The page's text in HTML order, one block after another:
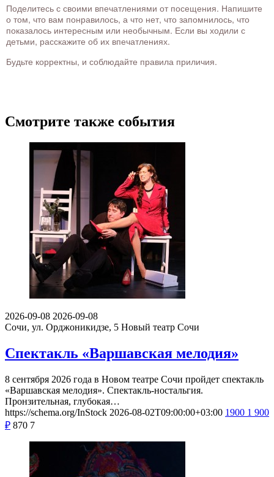
Поделитесь с своими впечатлениями от посещения. Напишите
о том, что вам понравилось, а что нет, что запомнилось, что
показалось интересным или необычным. Если вы ходили с
детьми, расскажите об их впечатлениях.
Будьте корректны, и соблюдайте правила приличия.
Смотрите также события
2026-09-08 2026-09-08
Сочи, ул. Орджоникидзе, 5 Новый театр Сочи
Спектакль «Варшавская мелодия»
8 сентября 2026 года в Новом театре Сочи пройдет спектакль
«Варшавская мелодия». Спектакль-ностальгия.
Пронзительная, глубокая…
https://schema.org/InStock 2026-08-02T09:00:00+03:00 1900 1 900
₽ 870 7